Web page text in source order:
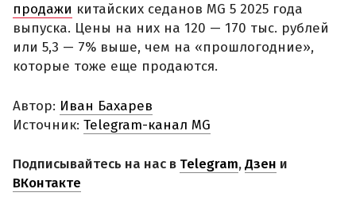
продажи китайских седанов MG 5 2025 года
выпуска. Цены на них на 120 — 170 тыс. рублей
или 5,3 — 7% выше, чем на «прошлогодние»,
которые тоже еще продаются.
Автор: Иван Бахарев
Источник: Telegram-канал MG
Подписывайтесь на нас в Telegram,Дзен и
ВКонтакте